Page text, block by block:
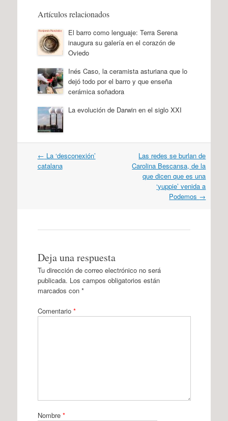
Artículos relacionados
El barro como lenguaje: Terra Serena
inaugura su galería en el corazón de
Oviedo
Inés Caso, la ceramista asturiana que lo
dejó todo por el barro y que enseña
cerámica soñadora
La evolución de Darwin en el siglo XXI
Navegación
por
← La ‘desconexión’
catalana
Las redes se burlan de
Carolina Bescansa, de la
que dicen que es una
‘yuppie’ venida a
Podemos →
Deja una respuesta
Tu dirección de correo electrónico no será
publicada. Los campos obligatorios están
marcados con *
Comentario *
Nombre *